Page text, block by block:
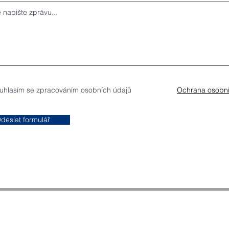
se zpracováním osobních údajů Ochrana
formulář